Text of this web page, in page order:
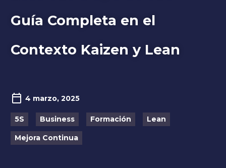
Guía Completa en el
Contexto Kaizen y Lean
4 marzo, 2025
5S Business Formación Lean
Mejora Continua